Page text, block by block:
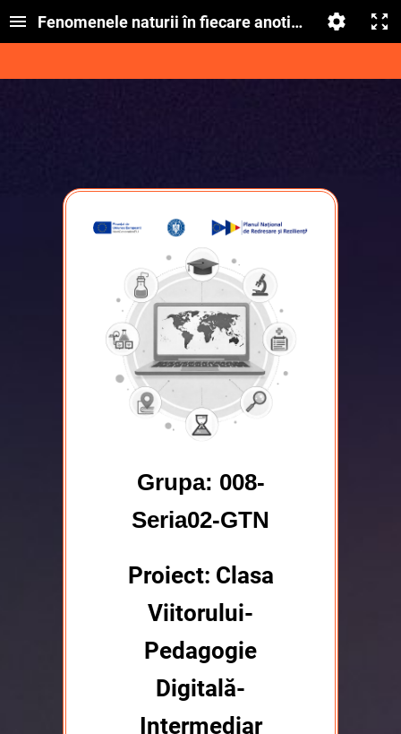
Fenomenele naturii în fiecare anotimp
Grupa: 008-
Seria02-GTN
Proiect: Clasa
Viitorului-
Pedagogie
Digitală-
Intermediar